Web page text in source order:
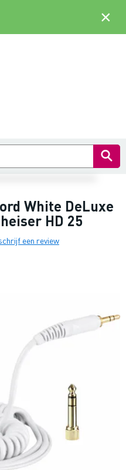
White DeLuxe
HD 25
een review
×